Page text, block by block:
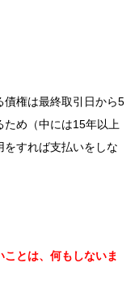
債権は最終取引日から5
め（中には15年以上
すれば支払いをしな
とは、何もしないま